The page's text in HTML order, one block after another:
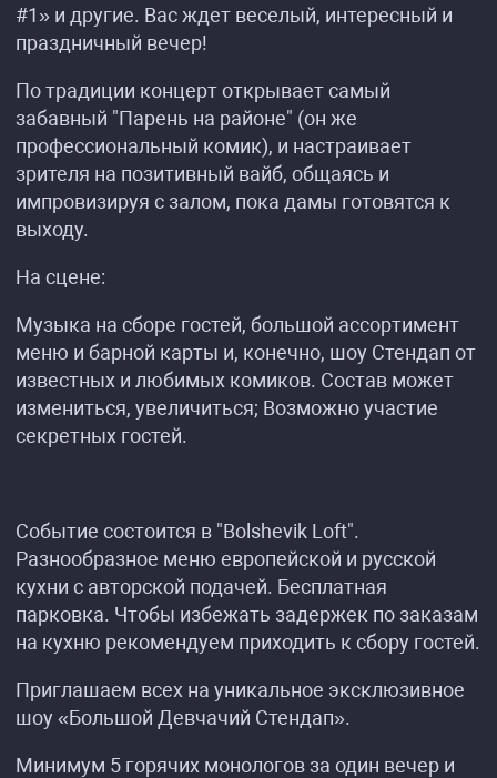
#1» и другие. Вас ждет веселый, интересный и
праздничный вечер!
По традиции концерт открывает самый
забавный "Парень на районе" (он же
профессиональный комик), и настраивает
зрителя на позитивный вайб, общаясь и
импровизируя с залом, пока дамы готовятся к
выходу.
На сцене:
Музыка на сборе гостей, большой ассортимент
меню и барной карты и, конечно, шоу Стендап от
известных и любимых комиков. Состав может
измениться, увеличиться; Возможно участие
секретных гостей.
Событие состоится в "Bolshevik Loft".
Разнообразное меню европейской и русской
кухни с авторской подачей. Бесплатная
парковка. Чтобы избежать задержек по заказам
на кухню рекомендуем приходить к сбору гостей.
Приглашаем всех на уникальное эксклюзивное
шоу «Большой Девчачий Стендап».
Минимум 5 горячих монологов за один вечер и